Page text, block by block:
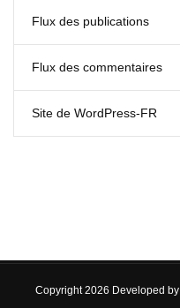
Flux des publications
Flux des commentaires
Site de WordPress-FR
Copyright 2026 Developed by